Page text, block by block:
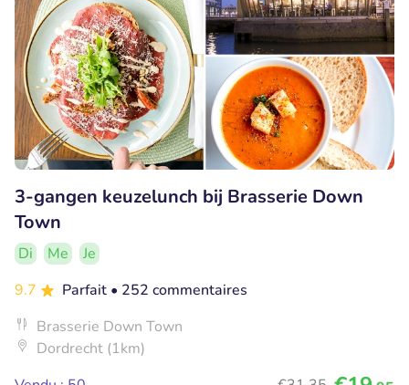
3-gangen keuzelunch bij Brasserie Down
Town
Di Me
Je
9.7
Parfait • 252 commentaires
Brasserie Down Town
Dordrecht (1km)